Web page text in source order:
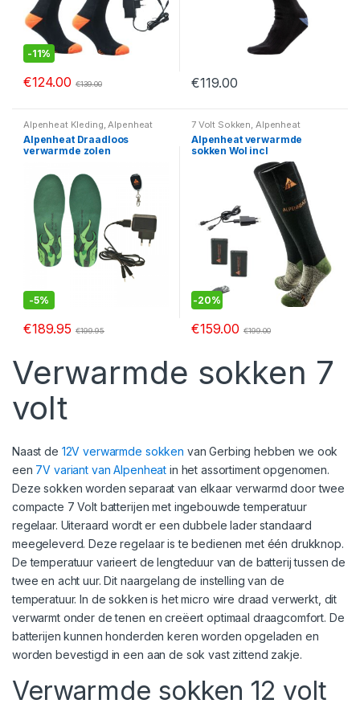
-11%
€124.00 €139.00 €119.00
Alpenheat Kleding,Alpenheat
Voetverwarming Verwarmde
zolen
Alpenheat Draadloos
verwarmde zolen
-5%
€189.95 €199.95
7 Volt Sokken, Alpenheat
Kleding Alpenheat verwarmde
Sokken,Alpenheat
Voetverwarming,
Verwarmde sokken
Alpenheat verwarmde
sokken Wol incl
Afstandsbediening
-20%
€159.00 €199.00
Verwarmde sokken 7
volt
Naast de 12V verwarmde sokken van Gerbing hebben we ook
een 7V variant van Alpenheat in het assortiment opgenomen.
Deze sokken worden separaat van elkaar verwarmd door twee
compacte 7 Volt batterijen met ingebouwde temperatuur
regelaar. Uiteraard wordt er een dubbele lader standaard
meegeleverd. Deze regelaar is te bedienen met één drukknop.
De temperatuur varieert de lengteduur van de batterij tussen de
twee en acht uur. Dit naargelang de instelling van de
temperatuur. In de sokken is het micro wire draad verwerkt, dit
verwarmt onder de tenen en creëert optimaal draagcomfort. De
batterijen kunnen honderden keren worden opgeladen en
worden bevestigd in een aan de sok vast zittend zakje.
Verwarmde sokken 12 volt